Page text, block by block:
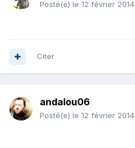
Posté(e) le 12 février 2014
Citer
andalou06
Posté(e) le 12 février 2014